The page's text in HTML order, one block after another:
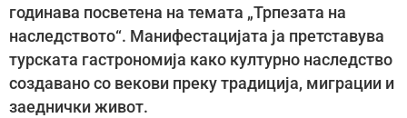
годинава посветена на темата „Трпезата на
наследството“. Манифестацијата ја претставува
турската гастрономија како културно наследство
создавано со векови преку традиција, миграции и
заеднички живот.